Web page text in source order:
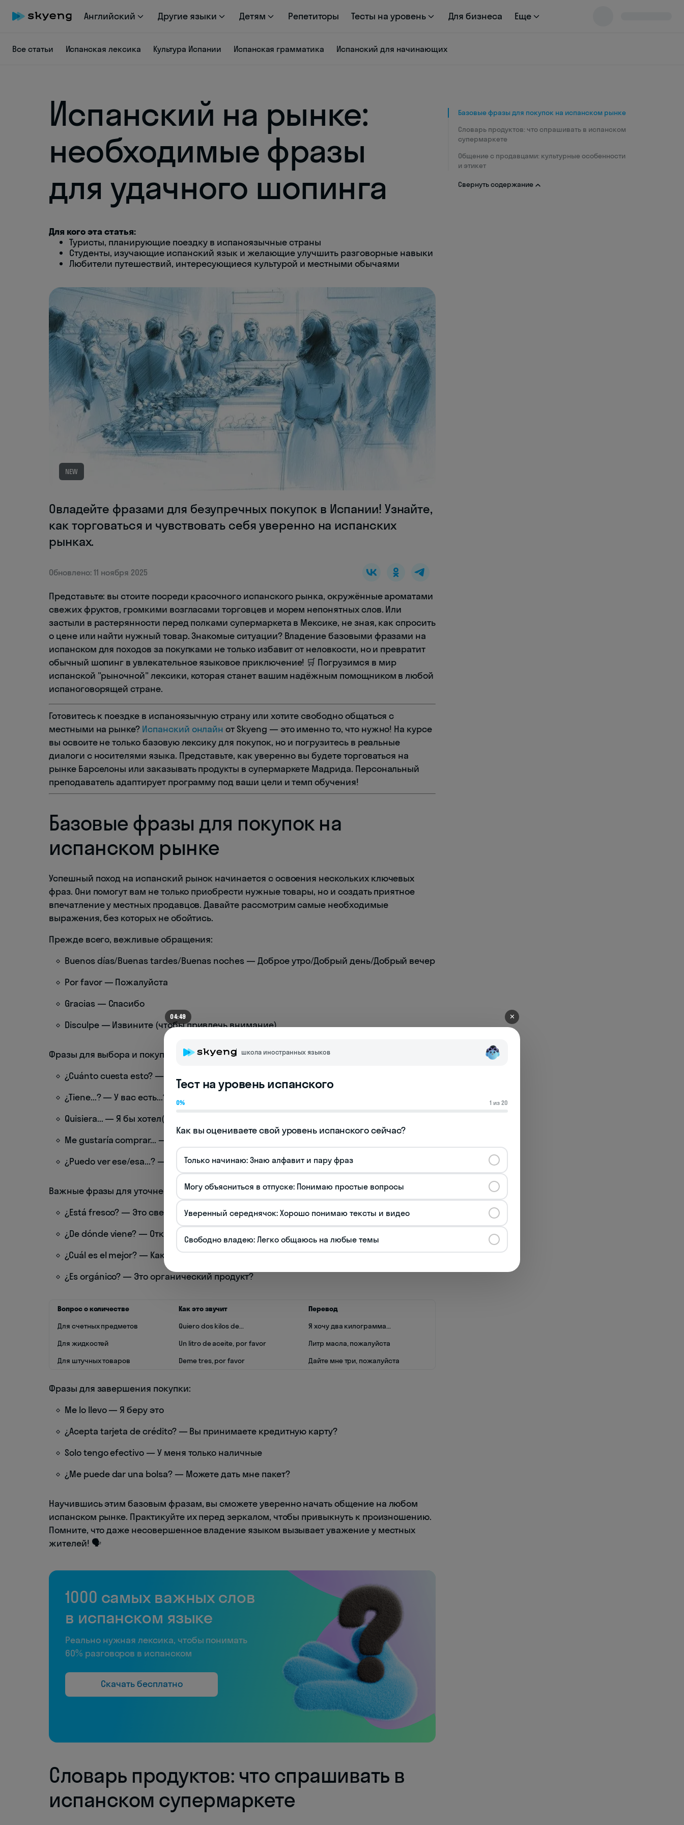
Английский Другие языки Детям Репетиторы Тесты на уровень Для бизнеса Еще
Все статьи Испанская лексика Культура Испании Испанская грамматика Испанский для начинающих
Испанский на рынке:
необходимые фразы
для удачного шопинга
Для кого эта статья:
Туристы, планирующие поездку в испаноязычные страны
Студенты, изучающие испанский язык и желающие улучшить разговорные навыки
Любители путешествий, интересующиеся культурой и местными обычаями
NEW
Овладейте фразами для безупречных покупок в Испании! Узнайте,
как торговаться и чувствовать себя уверенно на испанских
рынках.
Обновлено: 11 ноября 2025
Представьте: вы стоите посреди красочного испанского рынка, окружённые ароматами
свежих фруктов, громкими возгласами торговцев и морем непонятных слов. Или
застыли в растерянности перед полками супермаркета в Мексике, не зная, как спросить
о цене или найти нужный товар. Знакомые ситуации? Владение базовыми фразами на
испанском для походов за покупками не только избавит от неловкости, но и превратит
обычный шопинг в увлекательное языковое приключение! 🛒 Погрузимся в мир
испанской "рыночной" лексики, которая станет вашим надёжным помощником в любой
испаноговорящей стране.
Готовитесь к поездке в испаноязычную страну или хотите свободно общаться с
местными на рынке? Испанский онлайн от Skyeng — это именно то, что нужно! На курсе
вы освоите не только базовую лексику для покупок, но и погрузитесь в реальные
диалоги с носителями языка. Представьте, как уверенно вы будете торговаться на
рынке Барселоны или заказывать продукты в супермаркете Мадрида. Персональный
преподаватель адаптирует программу под ваши цели и темп обучения!
Базовые фразы для покупок на
испанском рынке
Успешный поход на испанский рынок начинается с освоения нескольких ключевых
фраз. Они помогут вам не только приобрести нужные товары, но и создать приятное
впечатление у местных продавцов. Давайте рассмотрим самые необходимые
выражения, без которых не обойтись.
Прежде всего, вежливые обращения:
Buenos días/Buenas tardes/Buenas noches — Доброе утро/Добрый день/Добрый вечер
Por favor — Пожалуйста
Gracias — Спасибо
Disculpe — Извините (чтобы привлечь внимание)
Фразы для выбора и покупки товаров:
¿Cuánto cuesta esto? — Сколько это стоит?
¿Tiene...? — У вас есть...?
Quisiera... — Я бы хотел(а)...
Me gustaría comprar... — Я хотел(а) бы купить...
¿Puedo ver ese/esa...? — Можно посмотреть этот/эту...?
Важные фразы для уточнения информации о товаре:
¿Está fresco? — Это свежее?
¿De dónde viene? — Откуда это?
¿Cuál es el mejor? — Какой самый лучший?
¿Es orgánico? — Это органический продукт?
Вопрос о количестве Как это звучит
Перевод
Для счетных предметов
Quiero dos kilos de...
Я хочу два килограмма...
Для жидкостей
Un litro de aceite, por favor
Литр масла, пожалуйста
Для штучных товаров
Deme tres, por favor Дайте мне три, пожалуйста
Фразы для завершения покупки:
Me lo llevo — Я беру это
¿Acepta tarjeta de crédito? — Вы принимаете кредитную карту?
Solo tengo efectivo — У меня только наличные
¿Me puede dar una bolsa? — Можете дать мне пакет?
Научившись этим базовым фразам, вы сможете уверенно начать общение на любом
испанском рынке. Практикуйте их перед зеркалом, чтобы привыкнуть к произношению.
Помните, что даже несовершенное владение языком вызывает уважение у местных
жителей! 🗣️
1000 самых важных слов
в испанском языке
Реально нужная лексика, чтобы понимать
60% разговоров в испанском
Скачать бесплатно
Словарь продуктов: что спрашивать в
испанском супермаркете
Базовые фразы для покупок на испанском рынке
Словарь продуктов: что спрашивать в испанском
супермаркете
Общение с продавцами: культурные особенности
и этикет
Свернуть содержание
04:49 ✕
школа иностранных языков
Тест на уровень испанского
0% 1 из 20
Как вы оцениваете свой уровень испанского сейчас?
Только начинаю: Знаю алфавит и пару фраз
Могу объясниться в отпуске: Понимаю простые вопросы
Уверенный середнячок: Хорошо понимаю тексты и видео
Свободно владею: Легко общаюсь на любые темы